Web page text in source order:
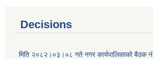
Decisions
मिति २०८२।०३।०८ गते नगर कार्यपालिकाको बैठक नं.